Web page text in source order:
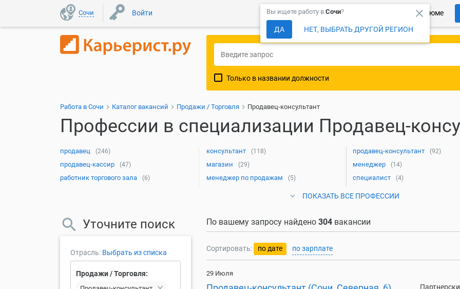
Сочи Войти Более 150 000 компаний ждут Ваше резюме
close
Вы ищете работу в Сочи?
ДА НЕТ, ВЫБРАТЬ ДРУГОЙ РЕГИОН
Только в названии должности
Работа в Сочи Каталог вакансий Продажи / Торговля Продавец-консультант
Профессии в специализации Продавец-
продавец (246) консультант (118) продавец-консультант (92)
продавец-кассир (47) магазин (29) менеджер (14)
работник торгового зала (6) менеджер по продажам (5) специалист (4)
ПОКАЗАТЬ ВСЕ ПРОФЕССИИ
По вашему запросу найдено 304 вакансии
Сортировать: по дате по зарплате
29 Июля
Уточните поиск
Отрасль: Выбрать из списка
Продажи / Торговля: